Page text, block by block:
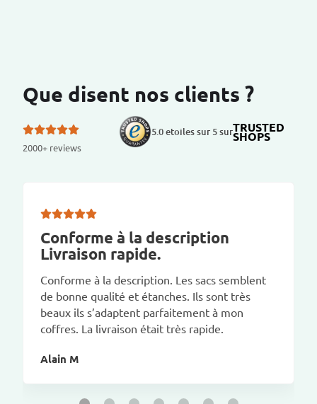
Que disent nos clients ?
2000+ reviews
5.0 etoiles sur 5 surTRUSTED
SHOPS
Conforme à la description
Livraison rapide.
Conforme à la description. Les sacs semblent
de bonne qualité et étanches. Ils sont très
beaux ils s’adaptent parfaitement à mon
coffres. La livraison était très rapide.
Alain M